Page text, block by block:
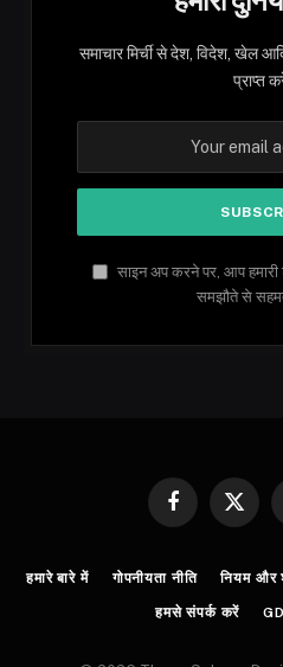
समाचार मिर्ची से देश, विदेश, खेल
प्राप्त
साइन अप करने पर, आप हमारी
समझौते से
Facebook
X
हमारे बारे में गोपनीयता नीति नियम और
हमसे संपर्क करें